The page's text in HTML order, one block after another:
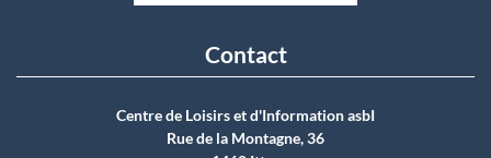
Contact
Centre de Loisirs et d'Information asbI
Rue de la Montagne, 36